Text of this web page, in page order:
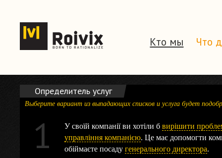
Кто мы Что
Определитель услуг
Выберите вариант из выпадающих списков и услуга будет
1 У своїй компанії ви хотіли бвирішити
управління компанією.Це має допомогти
обіймаєте посадугенерального директора.